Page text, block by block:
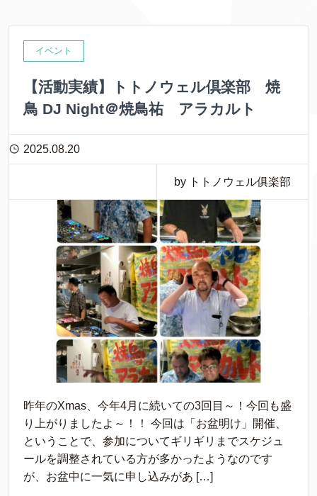
イベント
【活動実績】トトノウェル倶楽部 焼
鳥 DJ Night＠焼鳥祐 アラカルト
2025.08.20
by トトノウェル俱楽部
昨年のXmas、今年4月に続いての3回目～！今回も盛
り上がりましたよ～！！ 今回は「お盆明け」開催、
ということで、参加についてギリギリまでスケジュ
ールを調整されている方が多かったようなのです
が、お盆中に一気に申し込みがあ […]